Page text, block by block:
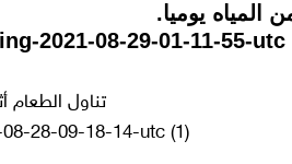
تناول الطعام